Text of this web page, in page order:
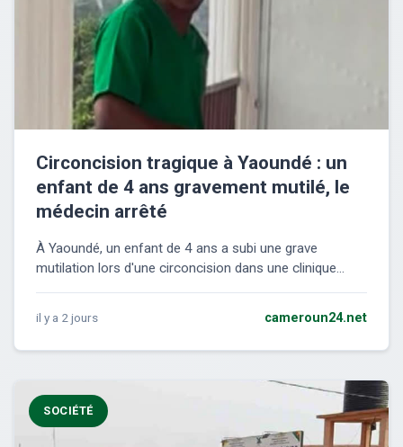
Circoncision tragique à Yaoundé : un
enfant de 4 ans gravement mutilé, le
médecin arrêté
À Yaoundé, un enfant de 4 ans a subi une grave
mutilation lors d'une circoncision dans une clinique...
il y a 2 jours cameroun24.net
SOCIÉTÉ